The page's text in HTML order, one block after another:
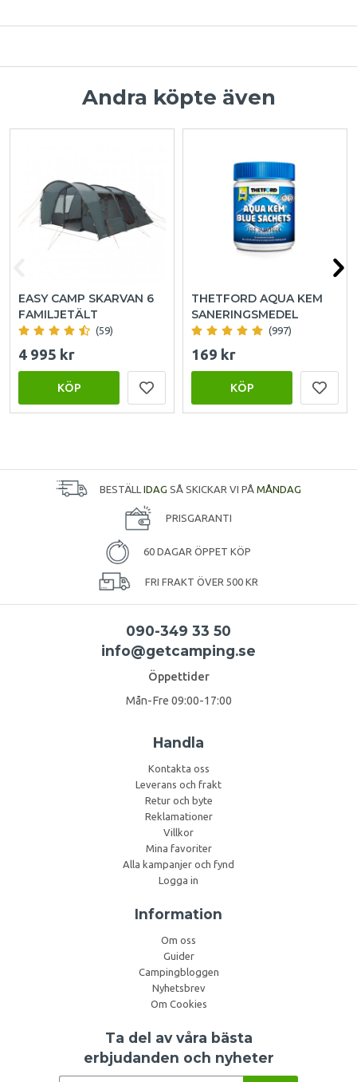
Andra köpte även
EASY CAMP SKARVAN 6
FAMILJETÄLT
(59)
4 995 kr
KÖP
THETFORD AQUA KEM
SANERINGSMEDEL
(997)
169 kr
KÖP
BESTÄLL IDAG SÅ SKICKAR VI PÅ MÅNDAG
PRISGARANTI
60 DAGAR ÖPPET KÖP
FRI FRAKT ÖVER 500 KR
090-349 33 50
info@getcamping.se
Öppettider
Mån-Fre 09:00-17:00
Handla
Kontakta oss
Leverans och frakt
Retur och byte
Reklamationer
Villkor
Mina favoriter
Alla kampanjer och fynd
Logga in
Information
Om oss
Guider
Campingbloggen
Nyhetsbrev
Om Cookies
Ta del av våra bästa
erbjudanden och nyheter